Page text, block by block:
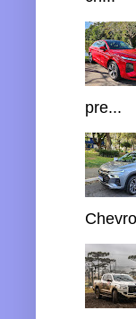
pre...